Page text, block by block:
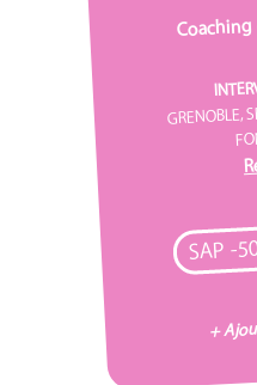
GRENOBLE,
SAP -
+